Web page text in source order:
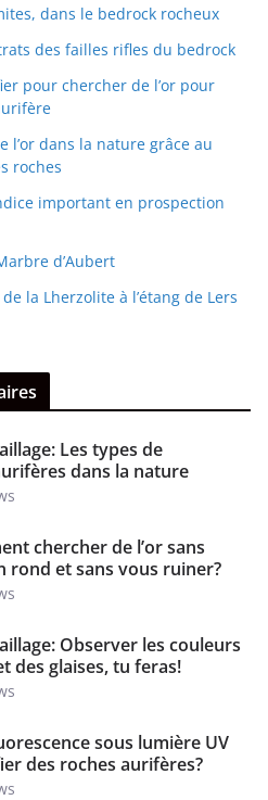
dans le bedrock rocheux
des failles rifles du bedrock
pour chercher de l’or pour
l’or dans la nature grâce au
roches
important en prospection
d’Aubert
la Lherzolite à l’étang de Lers
Les types de
dans la nature
chercher de l’or sans
rond et sans vous ruiner?
Observer les couleurs
des glaises, tu feras!
sous lumière UV
des roches aurifères?